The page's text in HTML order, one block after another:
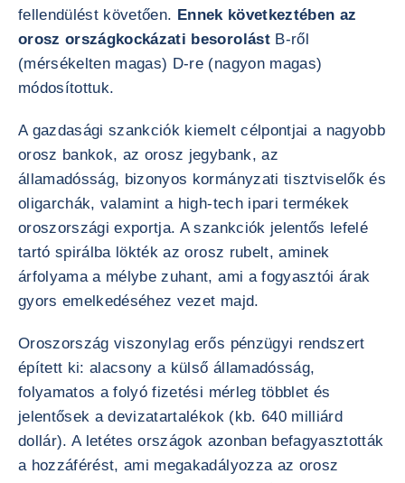
fellendülést követően. Ennek következtében az
orosz országkockázati besorolástB-ről
(mérsékelten magas) D-re (nagyon magas)
módosítottuk.
A gazdasági szankciók kiemelt célpontjai a nagyobb
orosz bankok, az orosz jegybank, az
államadósság, bizonyos kormányzati tisztviselők és
oligarchák, valamint a high-tech ipari termékek
oroszországi exportja. A szankciók jelentős lefelé
tartó spirálba lökték az orosz rubelt, aminek
árfolyama a mélybe zuhant, ami a fogyasztói árak
gyors emelkedéséhez vezet majd.
Oroszország viszonylag erős pénzügyi rendszert
épített ki: alacsony a külső államadósság,
folyamatos a folyó fizetési mérleg többlet és
jelentősek a devizatartalékok (kb. 640 milliárd
dollár). A letétes országok azonban befagyasztották
a hozzáférést, ami megakadályozza az orosz